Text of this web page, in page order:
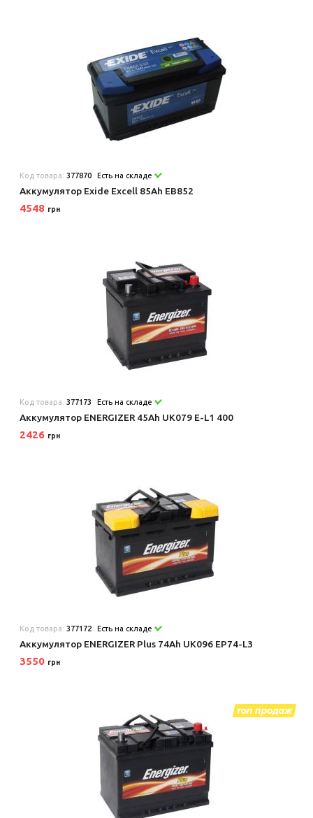
Код товара:377870 Есть на складе
Аккумулятор Exide Excell 85Ah EB852
4548 грн
Код товара:377173 Есть на складе
Аккумулятор ENERGIZER 45Ah UK079 E-L1 400
2426 грн
Код товара:377172 Есть на складе
Аккумулятор ENERGIZER Plus 74Ah UK096 EP74-L3
3550 грн